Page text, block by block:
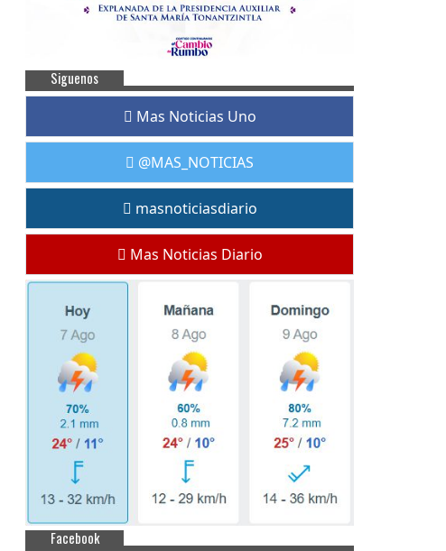
Siguenos
Mas Noticias Uno
@MAS_NOTICIAS
masnoticiasdiario
Mas Noticias Diario
Facebook